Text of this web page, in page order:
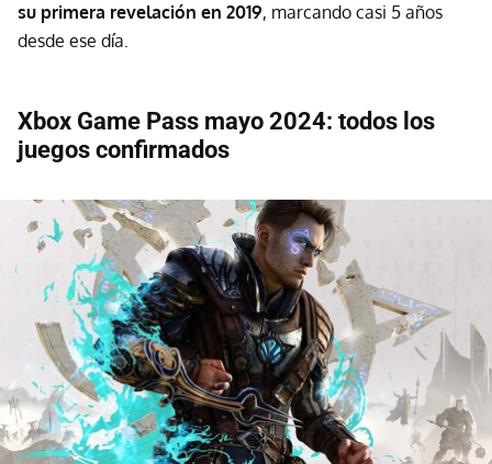
su primera revelación en 2019, marcando casi 5 años
desde ese día.
Xbox Game Pass mayo 2024: todos los
juegos confirmados